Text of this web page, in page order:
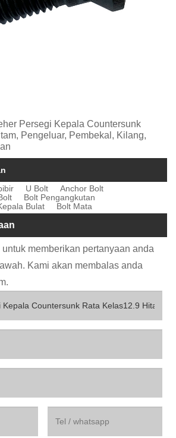
Persegi Kepala Countersunk
Pengeluar, Pembekal, Kilang,
U Bolt
Anchor Bolt
Bolt Pengangkutan
Bulat Bolt Mata
memberikan pertanyaan anda
Kami akan membalas anda